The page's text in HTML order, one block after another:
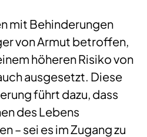
mit Behinderungen
von Armut betroffen,
höheren Risiko von
ausgesetzt. Diese
führt dazu, dass
des Lebens
– sei es im Zugang zu